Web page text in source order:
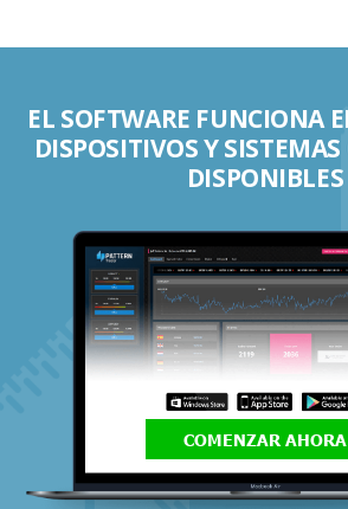
EL SOFTWARE FUNCIONA
DISPOSITIVOS Y
DISPONIBLES
COMENZAR AHORA